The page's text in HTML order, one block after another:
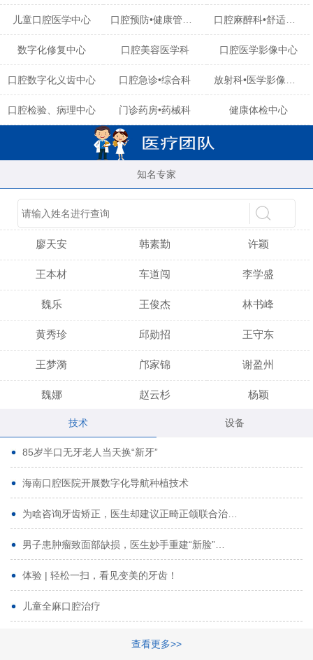
儿童口腔医学中心 口腔麻醉科•舒适化诊疗中心
数字化修复中心 口腔美容医学科 口腔医学影像中心
口腔数字化义齿中心 口腔急诊•综合科
口腔检验、病理中心 门诊药房•药械科 健康体检中心
知名专家
陈育玲 吴晓桃
廖天安 韩素勤 许颖
王本材 车道闯 李学盛
魏乐 王俊杰 林书峰
黄秀珍 邱勋招 王守东
王梦漪 邝家锦 谢盈州
魏娜 赵云杉 杨颖
黄启龙
代艳虹 林芳诚
曹香林 姜炳华
姚宗将 梁春晓
林夏羽 颜晶
路娜 商晔
周碧玲
技术 设备
85岁半口无牙老人当天换“新牙”
海南口腔医院开展数字化导航种植技术
为啥咨询牙齿矫正，医生却建议正畸正颌联合治…
男子患肿瘤致面部缺损，医生妙手重建“新脸”…
体验 | 轻松一扫，看见变美的牙齿！
儿童全麻口腔治疗
查看更多>>